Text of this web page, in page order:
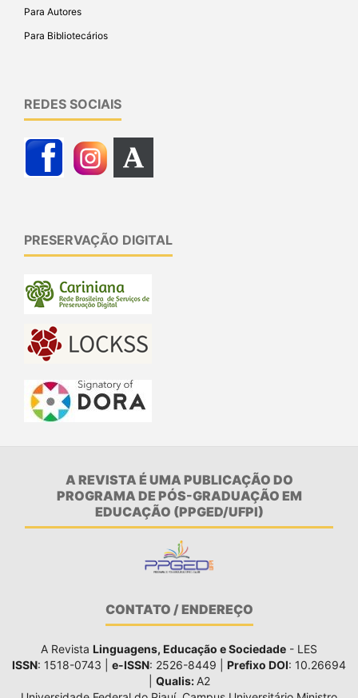
Para Autores
Para Bibliotecários
REDES SOCIAIS
PRESERVAÇÃO DIGITAL
A REVISTA É UMA PUBLICAÇÃO DO
PROGRAMA DE PÓS-GRADUAÇÃO EM
EDUCAÇÃO (PPGED/UFPI)
CONTATO / ENDEREÇO
A Revista Linguagens, Educação e Sociedade - LES
ISSN: 1518-0743 | e-ISSN: 2526-8449 | Prefixo DOI: 10.26694
Qualis: A2